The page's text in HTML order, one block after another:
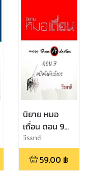
นิยาย หมอ
เถื่อน ตอน 9
อนิจจังดับมังกร
วีรยาติ
59.00 ฿